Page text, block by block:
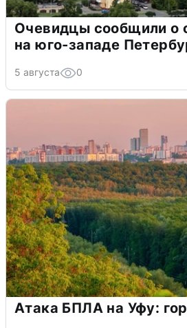
Очевидцы сообщили о
на юго-западе
5 августа 0
Атака БПЛА на Уфу: